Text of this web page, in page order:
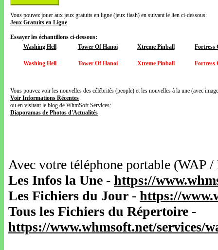
Vous pouvez jouer aux jeux gratuits en ligne (jeux flash) en suivant le lien ci-dessous:
Jeux Gratuits en Ligne
Essayer les échantillons ci-dessous:
Washing Hell
Tower Of Hanoi Xtreme Pinball Fortress
Washing Hell Tower Of Hanoi Xtreme Pinball Fortress
Vous pouvez voir les nouvelles des célébrités (people) et les nouvelles à la une (avec
Voir Informations Récentes
ou en visitant le blog de WhmSoft Services:
Diaporamas de Photos d'Actualités
Avec votre téléphone portable
Les Infos la Une - https://
Les Fichiers du Jour - https://
Tous les Fichiers du Répertoire -
https://www.whmsoft.net/services/